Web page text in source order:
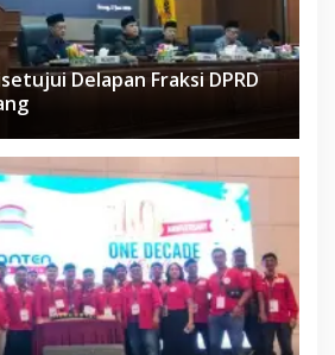
Delapan Fraksi DPRD